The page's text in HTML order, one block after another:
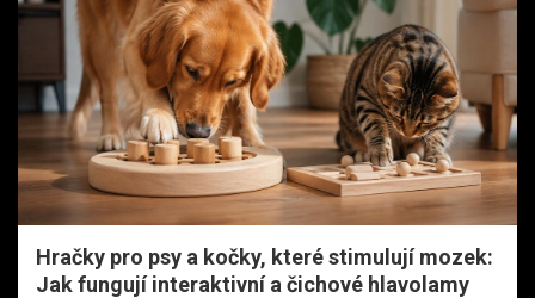
Hračky pro psy a kočky, které stimulují mozek:
Jak fungují interaktivní a čichové hlavolamy